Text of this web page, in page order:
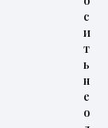
с
и
т
ь
н
е
о